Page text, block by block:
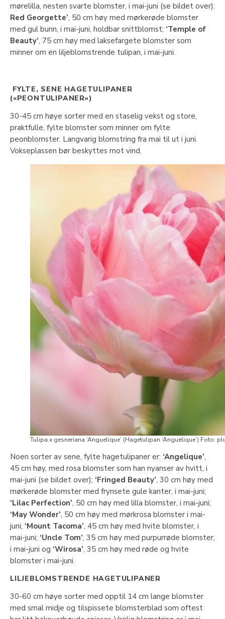
mørelilla, nesten svarte blomster, i mai-juni (se bildet over):
Red Georgette’, 50 cm høy med mørkerøde blomster
med gul bunn, i mai-juni, holdbar snittblomst; ‘Temple of
Beauty’, 75 cm høy med laksefargete blomster som
minner om en liljeblomstrende tulipan, i mai-juni.
FYLTE, SENE HAGETULIPANER
(«PEONTULIPANER»)
30-45 cm høye sorter med en staselig vekst og store,
praktfulle, fylte blomster som minner om fylte
peonblomster. Langvarig blomstring fra mai til ut i juni.
Vokseplassen bør beskyttes mot vind.
Tulipa x gesneriana ‘Anguelique’ (Hagetulipan ‘Anguelique’) Foto:
Noen sorter av sene, fylte hagetulipaner er: ‘Angelique’,
45 cm høy, med rosa blomster som han nyanser av hvitt, i
mai-juni (se bildet over); ‘Fringed Beauty’, 30 cm høy med
mørkerøde blomster med frynsete gule kanter, i mai-juni;
‘Lilac Perfection’, 50 cm høy med lilla blomster, i mai-juni;
‘May Wonder’, 50 cm høy med mørkrosa blomster i mai-
juni; ‘Mount Tacoma’, 45 cm høy med hvite blomster, i
mai-juni; ‘Uncle Tom’, 35 cm høy med purpurrøde blomster,
i mai-juni og ‘Wirosa’, 35 cm høy med røde og hvite
blomster i mai-juni.
LILJEBLOMSTRENDE HAGETULIPANER
30-60 cm høye sorter med opptil 14 cm lange blomster
med smal midje og tilspissete blomsterblad som oftest